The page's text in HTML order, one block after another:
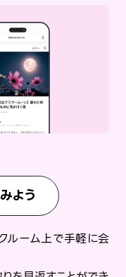
よう
ルーム上で手軽に会